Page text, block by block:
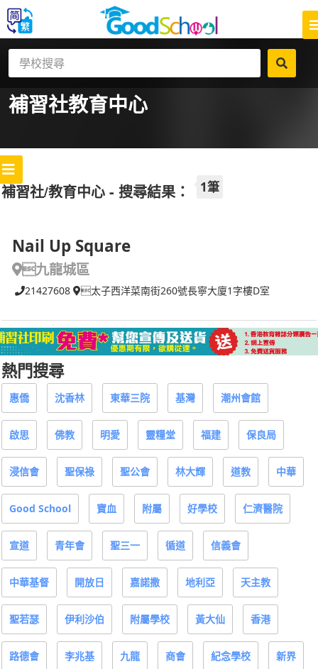
補習社教育中心
補習社/教育中心 - 搜尋結果： 1筆
Nail Up Square
九龍城區
21427608 太子西洋菜南街260號長寧大廈1字樓D室
熱門搜尋
惠僑 沈香林 東華三院 基灣 潮州會館
啟思 佛教 明愛 靈糧堂 福建 保良局
浸信會 聖保祿 聖公會 林大輝 道教 中華
Good School 寶血 附屬 好學校 仁濟醫院
宣道 青年會 聖三一 循道 信義會
中華基督 開放日 嘉諾撒 地利亞 天主教
聖若瑟 伊利沙伯 附屬學校 黃大仙 香港
路德會 李兆基 九龍 商會 紀念學校 新界